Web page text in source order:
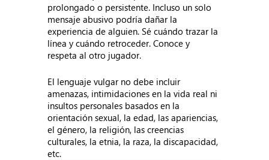
prolongado o persistente. Incluso un solo
mensaje abusivo podría dañar la
experiencia de alguien. Sé cuándo trazar la
línea y cuándo retroceder. Conoce y
respeta al otro jugador.
El lenguaje vulgar no debe incluir
amenazas, intimidaciones en la vida real ni
insultos personales basados en la
orientación sexual, la edad, las apariencias,
el género, la religión, las creencias
culturales, la etnia, la raza, la discapacidad,
etc.